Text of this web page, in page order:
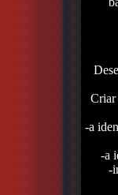
Criar
-a
-a
-